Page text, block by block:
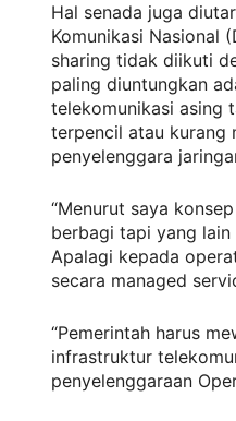
Hal senada juga
Komunikasi Nasional
sharing tidak diikuti
paling diuntungkan
telekomunikasi asing
terpencil atau kurang
penyelenggara
“Menurut saya
berbagi tapi yang
Apalagi kepada
secara managed
“Pemerintah harus
infrastruktur
penyelenggaraan